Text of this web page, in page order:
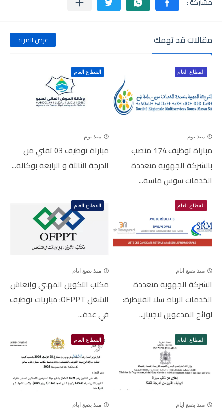
مقالات قد تهمك عرض المزيد
القطاع العام
منذ يوم
مباراة توظيف 174 منصب
بالشركة الجهوية متعددة
الخدمات سوس ماسة...
القطاع العام
منذ يوم
مباراة توظيف 03 تقني من
الدرجة الثالثة و الرابعة بوكالة...
القطاع العام
منذ بضع ايام
الشركة الجهوية متعددة
الخدمات الرباط سلا القنيطرة:
لوائح المدعوين لاجتياز...
القطاع العام
منذ بضع ايام
مكتب التكوين المهني وإنعاش
الشغل OFPPT: مباريات توظيف
في عدة...
القطاع العام
منذ بضع ايام
القطاع العام
منذ بضع ايام